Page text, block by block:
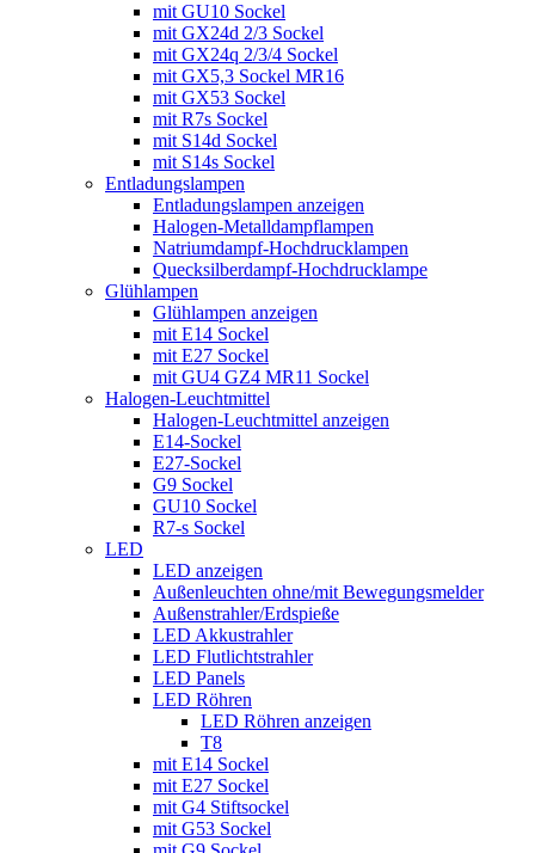
mit GU10 Sockel
mit GX24d 2/3 Sockel
mit GX24q 2/3/4 Sockel
mit GX5,3 Sockel MR16
mit GX53 Sockel
mit R7s Sockel
mit S14d Sockel
mit S14s Sockel
Entladungslampen
Entladungslampen anzeigen
Halogen-Metalldampflampen
Natriumdampf-Hochdrucklampen
Quecksilberdampf-Hochdrucklampe
Glühlampen
Glühlampen anzeigen
mit E14 Sockel
mit E27 Sockel
mit GU4 GZ4 MR11 Sockel
Halogen-Leuchtmittel
Halogen-Leuchtmittel anzeigen
E14-Sockel
E27-Sockel
G9 Sockel
GU10 Sockel
R7-s Sockel
LED
LED anzeigen
Außenleuchten ohne/mit Bewegungsmelder
Außenstrahler/Erdspieße
LED Akkustrahler
LED Flutlichtstrahler
LED Panels
LED Röhren
LED Röhren anzeigen
T8
mit E14 Sockel
mit E27 Sockel
mit G4 Stiftsockel
mit G53 Sockel